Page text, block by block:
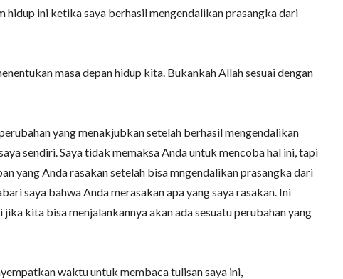
hidup ini ketika saya berhasil mengendalikan prasangka dari
masa depan hidup kita. Bukankah Allah sesuai dengan
yang menakjubkan setelah berhasil mengendalikan
sendiri. Saya tidak memaksa Anda untuk mencoba hal ini, tapi
yang Anda rasakan setelah bisa mngendalikan prasangka dari
saya bahwa Anda merasakan apa yang saya rasakan. Ini
jika kita bisa menjalankannya akan ada sesuatu perubahan yang
waktu untuk membaca tulisan saya ini,